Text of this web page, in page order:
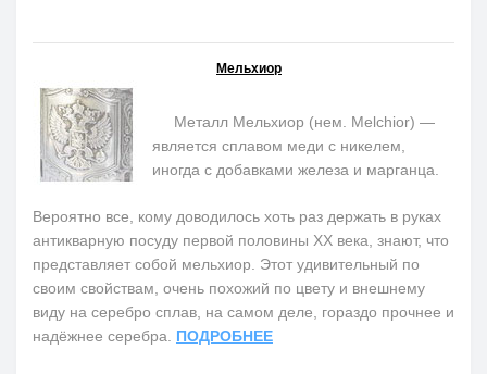
Мельхиор
Металл Мельхиор (нем. Melchior) —
является сплавом меди с никелем,
иногда с добавками железа и марганца.
Вероятно все, кому доводилось хоть раз держать в руках
антикварную посуду первой половины ХХ века, знают, что
представляет собой мельхиор. Этот удивительный по
своим свойствам, очень похожий по цвету и внешнему
виду на серебро сплав, на самом деле, гораздо прочнее и
надёжнее серебра. ПОДРОБНЕЕ